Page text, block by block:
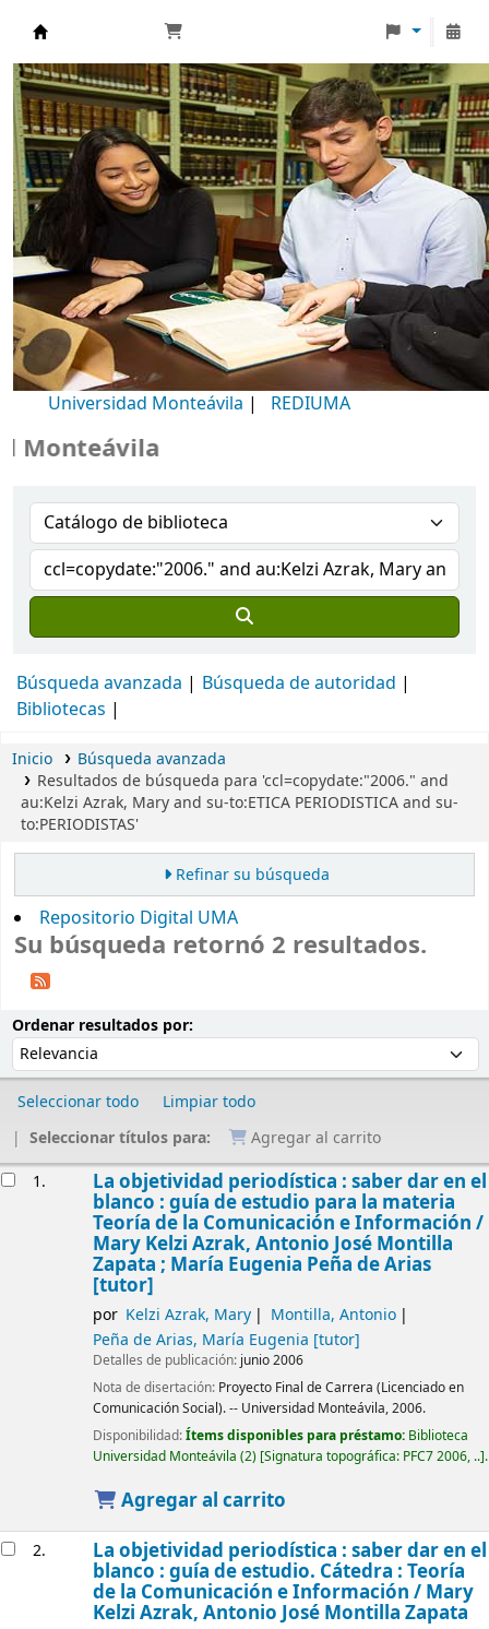
Biblioteca Universidad Monteávila
Universidad Monteávila | REDIUMA
Búsqueda avanzada
Búsqueda de autoridad
Bibliotecas
Inicio
Búsqueda avanzada
Resultados de búsqueda para 'ccl=copydate:"2006." and
au:Kelzi Azrak, Mary and su-to:ETICA PERIODISTICA and su-
to:PERIODISTAS'
Refinar su búsqueda
Repositorio Digital UMA
Su búsqueda retornó 2 resultados.
Ordenar resultados por:
Seleccionar todo
Limpiar todo
Seleccionar títulos para:
Agregar al carrito
1. La objetividad periodística : saber dar en el
blanco : guía de estudio para la materia
Teoría de la Comunicación e Información /
Mary Kelzi Azrak, Antonio José Montilla
Zapata ; María Eugenia Peña de Arias
[tutor]
por Kelzi Azrak, Mary
Montilla, Antonio
Peña de Arias, María Eugenia [tutor]
Detalles de publicación: junio 2006
Nota de disertación: Proyecto Final de Carrera (Licenciado en
Comunicación Social). -- Universidad Monteávila, 2006.
Disponibilidad:Ítems disponibles para préstamo: Biblioteca
Universidad Monteávila (2) Signatura topográfica: PFC7 2006, .. .
Agregar al carrito
2. La objetividad periodística : saber dar en el
blanco : guía de estudio. Cátedra : Teoría
de la Comunicación e Información / Mary
Kelzi Azrak, Antonio José Montilla Zapata